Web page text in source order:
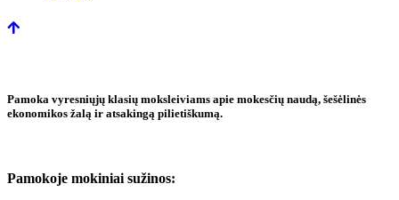
Pamoka vyresniųjų klasių moksleiviams apie mokesčių naudą, šešėlinės
ekonomikos žalą ir atsakingą pilietiškumą.
Pamokoje mokiniai sužinos: